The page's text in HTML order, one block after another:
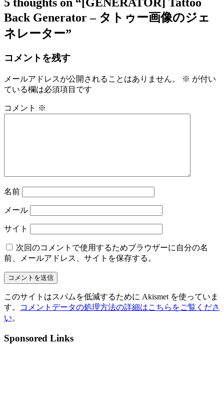
Back Generator – タトゥー画像のジェ
ネレーター”
コメントを残す
メールアドレスが公開されることはありません。 ※ が付い
ている欄は必須項目です
コメント ※
名前
メール
サイト
次回のコメントで使用するためブラウザーに自分の名
前、メールアドレス、サイトを保存する。
このサイトはスパムを低減するために Akismet を使っていま
す。
コメントデータの処理方法の詳細はこちらをご覧くださ
い。
Sponsored Links